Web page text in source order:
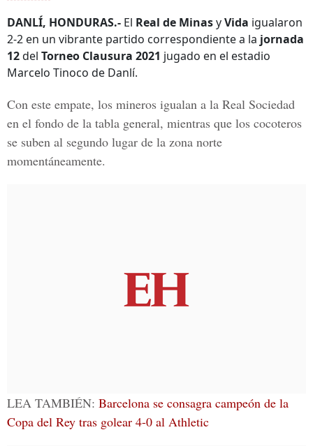
DANLÍ, HONDURAS.- El Real de MinasyVida igualaron
2-2 en un vibrante partido correspondiente a la jornada
12del Torneo Clausura 2021 jugado en el estadio
Marcelo Tinoco de Danlí.
Con este empate, los mineros igualan a la Real Sociedad
en el fondo de la tabla general, mientras que los cocoteros
se suben al segundo lugar de la zona norte
momentáneamente.
LEA TAMBIÉN: Barcelona se consagra campeón de la
Copa del Rey tras golear 4-0 al Athletic